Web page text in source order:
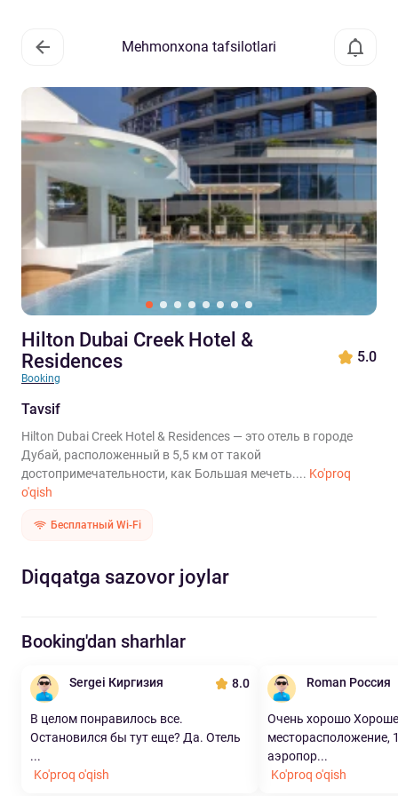
Mehmonxona tafsilotlari
Hilton Dubai Creek Hotel &
Residences
Booking
5.0
Tavsif
Hilton Dubai Creek Hotel & Residences — это отель в городе
Дубай, расположенный в 5,5 км от такой
достопримечательности, как Большая мечеть.... Ko'proq
o'qish
Бесплатный Wi-Fi
Diqqatga sazovor joylar
Booking'dan sharhlar
Sergei Киргизия 8.0
В целом понравилось все.
Остановился бы тут еще? Да. Отель
...
Ko'proq o'qish
Roman Россия
Очень хорошо
месторасположение,
аэропор...
Ko'proq o'qish